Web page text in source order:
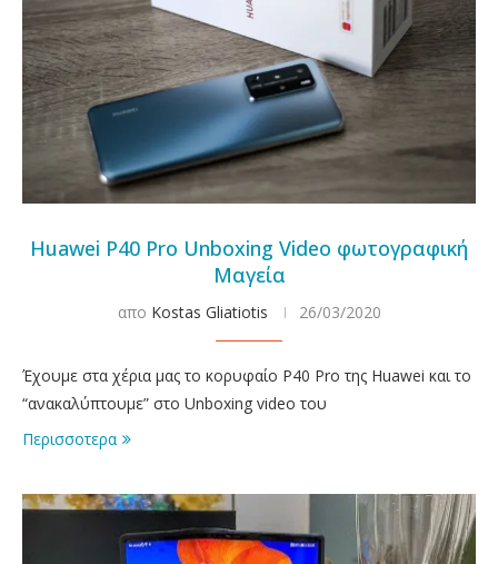
Huawei P40 Pro Unboxing Video φωτογραφική
Μαγεία
απο Kostas Gliatiotis 26/03/2020
Έχουμε στα χέρια μας το κορυφαίο P40 Pro της Huawei και το
“ανακαλύπτουμε” στο Unboxing video του
Περισσοτερα